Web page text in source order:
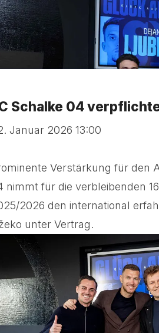
Schalke 04
Januar 2026 13:00
Verstärkung für den
nimmt für die verbleibenden
2026 den international
unter Vertrag.